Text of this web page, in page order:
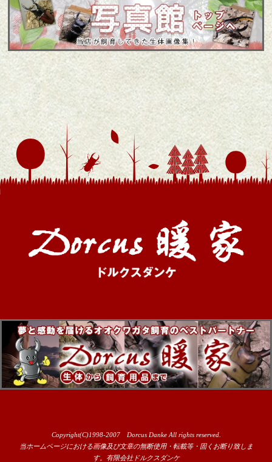
Copyright(C)1998-2007 Dorcus Danke All rights reserved.
当ホームページにおける画像及び文章の無断使用・転載等・固くお断り致しま
す。有限会社ドルクスダンケ